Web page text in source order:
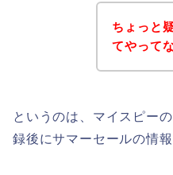
ちょっと
てやって
というのは、マイスピー
録後にサマーセールの情